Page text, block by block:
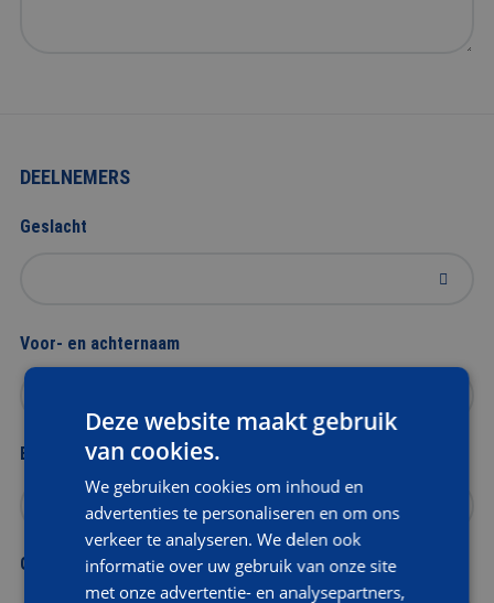
DEELNEMERS
Geslacht
Voor- en achternaam
E-mailadres
Geboortedatum
Deze website maakt gebruik
van cookies.
We gebruiken cookies om inhoud en
advertenties te personaliseren en om ons
verkeer te analyseren. We delen ook
informatie over uw gebruik van onze site
met onze advertentie- en analysepartners,